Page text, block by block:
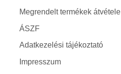
Megrendelt termékek átvétele
ÁSZF
Adatkezelési tájékoztató
Impresszum